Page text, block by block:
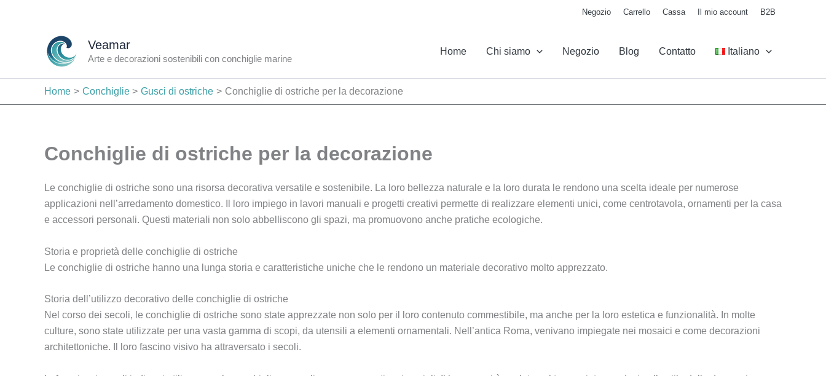
Negozio Carrello Cassa Il mio account B2B
Veamar
Arte e decorazioni sostenibili con conchiglie marine
Home Chi siamo Negozio Blog Contatto Italiano
Home Conchiglie Gusci di ostriche Conchiglie di ostriche per la decorazione
Conchiglie di ostriche per la decorazione
Le conchiglie di ostriche sono una risorsa decorativa versatile e sostenibile. La loro bellezza naturale e la loro durata le rendono una scelta ideale per numerose
applicazioni nell’arredamento domestico. Il loro impiego in lavori manuali e progetti creativi permette di realizzare elementi unici, come centrotavola, ornamenti per la casa
e accessori personali. Questi materiali non solo abbelliscono gli spazi, ma promuovono anche pratiche ecologiche.
Storia e proprietà delle conchiglie di ostriche
Le conchiglie di ostriche hanno una lunga storia e caratteristiche uniche che le rendono un materiale decorativo molto apprezzato.
Storia dell’utilizzo decorativo delle conchiglie di ostriche
Nel corso dei secoli, le conchiglie di ostriche sono state apprezzate non solo per il loro contenuto commestibile, ma anche per la loro estetica e funzionalità. In molte
culture, sono state utilizzate per una vasta gamma di scopi, da utensili a elementi ornamentali. Nell’antica Roma, venivano impiegate nei mosaici e come decorazioni
architettoniche. Il loro fascino visivo ha attraversato i secoli.